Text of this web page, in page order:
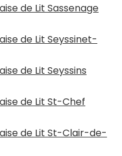
de Lit Sassenage
de Lit Seyssinet-
de Lit Seyssins
de Lit St-Chef
de Lit St-Clair-de-